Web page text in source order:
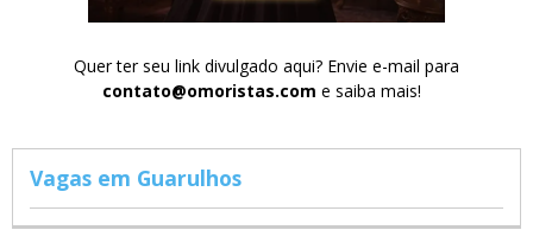
Quer ter seu link divulgado aqui? Envie e-mail para
contato@omoristas.com e saiba mais!
Vagas em Guarulhos